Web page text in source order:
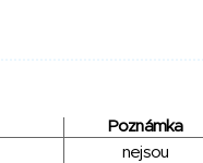
Poznámka
nejsou